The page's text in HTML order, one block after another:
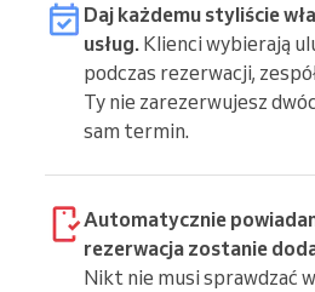
Daj każdemu styliście
usług. Klienci wybierają
podczas rezerwacji,
Ty nie zarezerwujesz
sam termin.
Automatycznie
rezerwacja zostanie
Nikt nie musi sprawdzać